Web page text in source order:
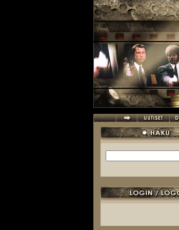
Hakulomake